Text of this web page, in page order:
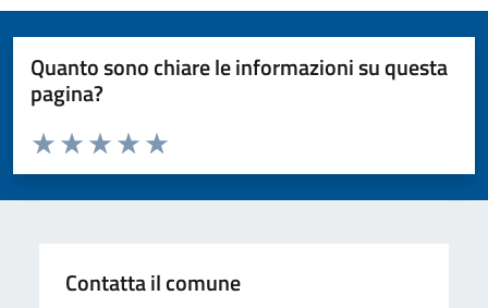
Quanto sono chiare le informazioni su questa
pagina?
Valuta da 1 a 5 stelle la pagina
Valuta 5 stelle su 5
Valuta 4 stelle su 5
Valuta 3 stelle su 5
Valuta 2 stelle su 5
Valuta 1 stelle su 5
Contatta il comune